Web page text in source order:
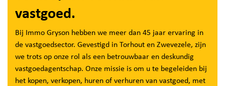
vastgoed.
Bij Immo Gryson hebben we meer dan 45 jaar ervaring in
de vastgoedsector. Gevestigd in Torhout en Zwevezele, zijn
we trots op onze rol als een betrouwbaar en deskundig
vastgoedagentschap. Onze missie is om u te begeleiden bij
het kopen, verkopen, huren of verhuren van vastgoed, met